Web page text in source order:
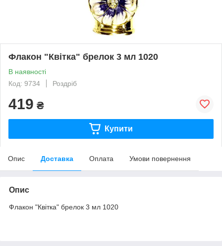
Флакон "Квітка" брелок 3 мл 1020
В наявності
Код: 9734
Роздріб
419 ₴
Купити
Опис Доставка Оплата Умови повернення
Опис
Флакон "Квітка" брелок 3 мл 1020